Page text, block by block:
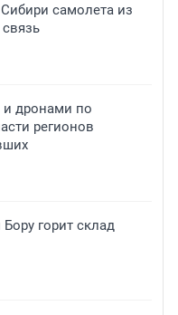
самолета из
и дронами по
регионов
горит склад